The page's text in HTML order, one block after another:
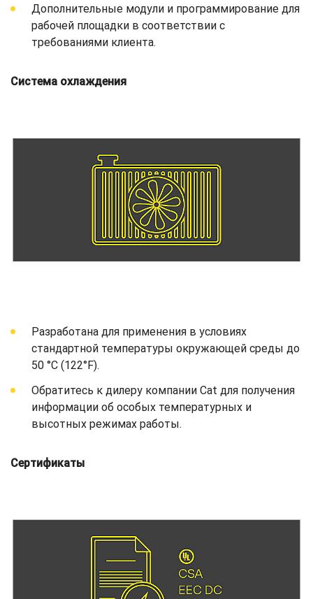
Дополнительные модули и программирование для
рабочей площадки в соответствии с
требованиями клиента.
Система охлаждения
Разработана для применения в условиях
стандартной температуры окружающей среды до
50 °C (122°F).
Обратитесь к дилеру компании Cat для получения
информации об особых температурных и
высотных режимах работы.
Сертификаты